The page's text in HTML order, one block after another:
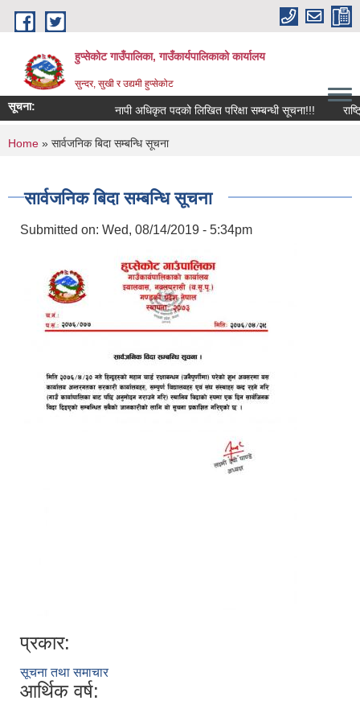
Skip to main content
हुप्सेकोट गाउँपालिका, गाउँकार्यपालिकाको कार्यालय
सुन्दर, सुखी र उद्यमी हुप्सेकोट
सूचना: नापी अधिकृत पदको लिखित परिक्षा सम्बन्धी सूचना!!!
You are here
Home » सार्वजनिक बिदा सम्बन्धि सूचना
सार्वजनिक बिदा सम्बन्धि सूचना
Submitted on: Wed, 08/14/2019 - 5:34pm
प्रकार:
सूचना तथा समाचार
आर्थिक वर्ष: